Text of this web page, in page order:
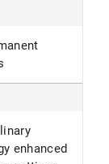
enhanced